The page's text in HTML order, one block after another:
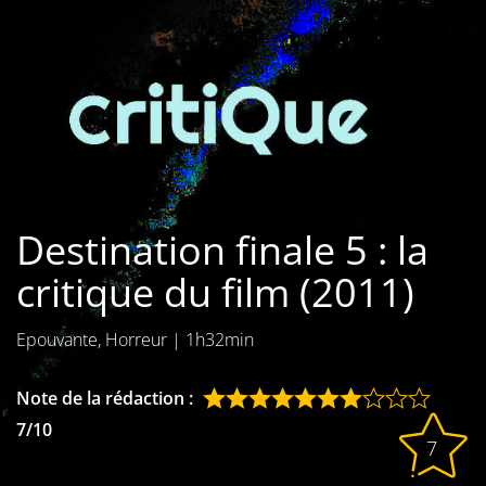
Les films par
Séries
Les films
interdits
Les Dossiers
Les disparus
Les acteurs
Les actrices
Destination finale 5 : la
critique du film (2011)
Epouvante, Horreur | 1h32min
Note de la rédaction :
7/10
7